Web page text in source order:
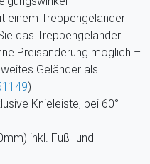
einem Treppengeländer
das Treppengeländer
Preisänderung möglich –
Geländer als
)
Knieleiste, bei 60°
inkl. Fuß- und